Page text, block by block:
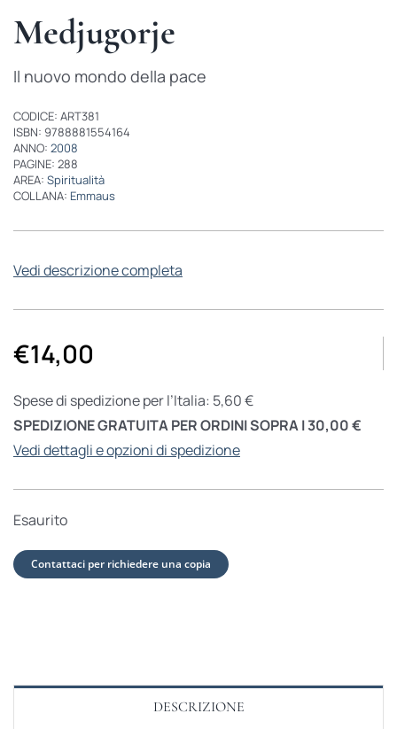
Medjugorje
Il nuovo mondo della pace
CODICE: ART381
ISBN: 9788881554164
ANNO: 2008
PAGINE: 288
AREA: Spiritualità
COLLANA: Emmaus
Vedi descrizione completa
€14,00
Spese di spedizione per l’Italia: 5,60 €
SPEDIZIONE GRATUITA PER ORDINI SOPRA I 30,00 €
Vedi dettagli e opzioni di spedizione
Esaurito
Contattaci per richiedere una copia
DESCRIZIONE